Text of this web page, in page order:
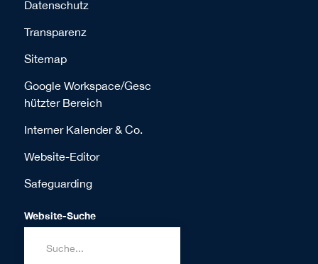
Datenschutz
Transparenz
Sitemap
Google Workspace/Gesc
hützter Bereich
Interner Kalender & Co.
Website-Editor
Safeguarding
Website-Suche